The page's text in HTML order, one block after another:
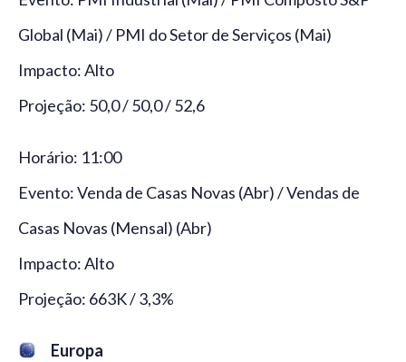
Global (Mai) / PMI do Setor de Serviços (Mai)
Impacto: Alto
Projeção: 50,0 / 50,0 / 52,6
Horário: 11:00
Evento: Venda de Casas Novas (Abr) / Vendas de
Casas Novas (Mensal) (Abr)
Impacto: Alto
Projeção: 663K / 3,3%
Europa